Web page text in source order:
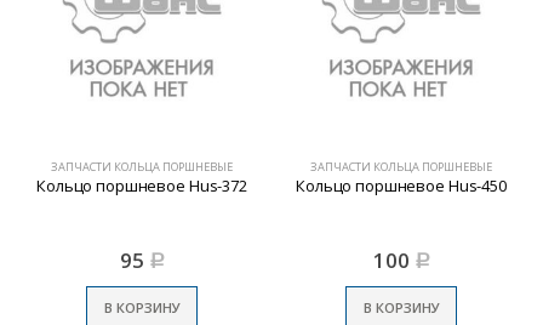
ЗАПЧАСТИ КОЛЬЦА ПОРШНЕВЫЕ
Кольцо поршневое Нus-372
95 Р
В КОРЗИНУ
ЗАПЧАСТИ КОЛЬЦА ПОРШНЕВЫЕ
Кольцо поршневое Нus-450
100 Р
В КОРЗИНУ